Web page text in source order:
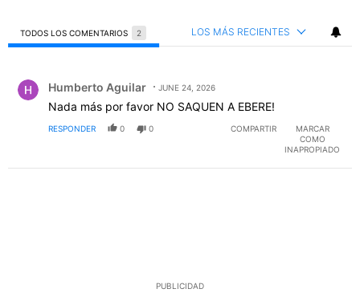
TODOS LOS COMENTARIOS 2 LOS MÁS RECIENTES
Humberto Aguilar JUNE 24, 2026
Nada más por favor NO SAQUEN A EBERE!
RESPONDER 0 0 COMPARTIR
MARCAR
COMO
INAPROPIADO
PUBLICIDAD